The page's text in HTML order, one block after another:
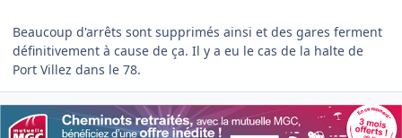
Beaucoup d'arrêts sont supprimés ainsi et des gares ferment
définitivement à cause de ça. Il y a eu le cas de la halte de
Port Villez dans le 78.